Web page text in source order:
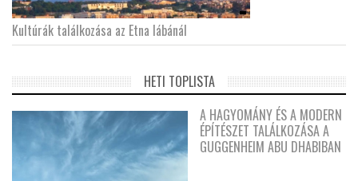
Kultúrák találkozása az Etna lábánál
HETI TOPLISTA
A HAGYOMÁNY ÉS A MODERN
ÉPÍTÉSZET TALÁLKOZÁSA A
GUGGENHEIM ABU DHABIBAN